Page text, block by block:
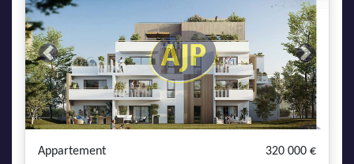
Previous Next
Appartement
320 000 €